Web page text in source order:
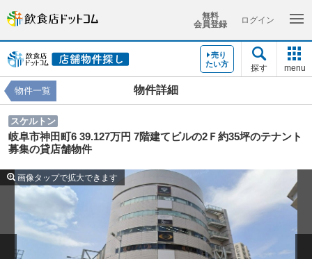
無料
会員登録
ログイン
売り
たい方
探す menu
物件詳細
物件一覧
スケルトン
岐阜市神田町6 39.127万円 7階建てビルの2Ｆ約35坪のテナント
募集の貸店舗物件
画像タップで拡大できます